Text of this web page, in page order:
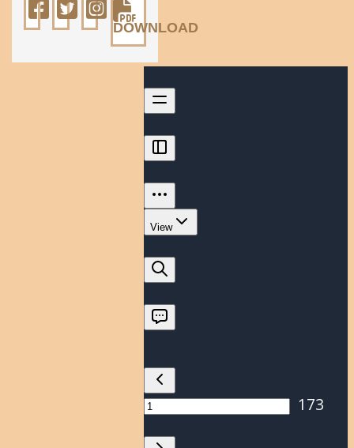
DOWNLOAD